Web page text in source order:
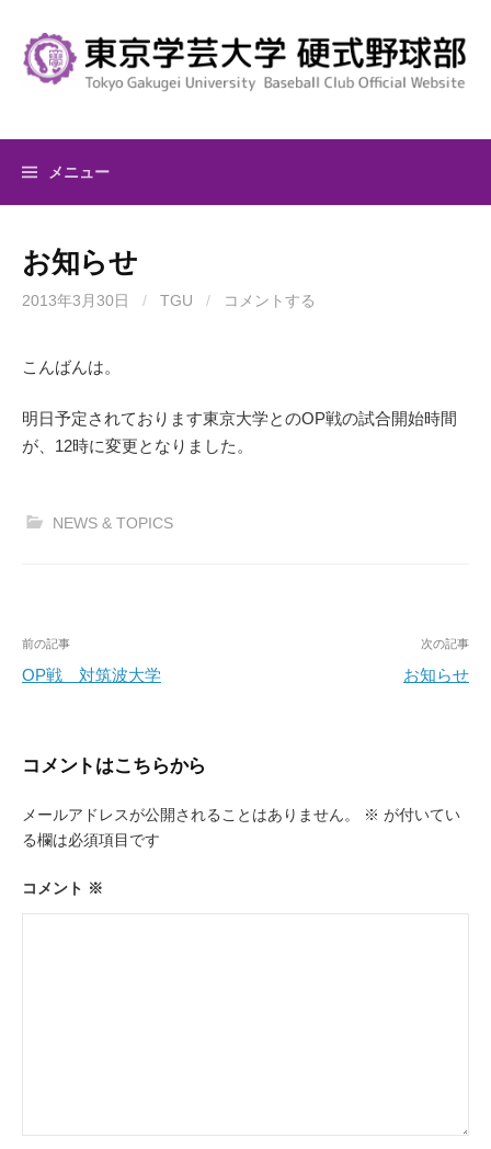
キ
メニュー
お知らせ
2013年3月30日 / TGU / コメントする
こんばんは。
明日予定されております東京大学とのOP戦の試合開始時間
が、12時に変更となりました。
NEWS & TOPICS
投
稿
ゲ
ー
シ
ョ
ン
前の記事
OP戦 対筑波大学
次の記事
お知らせ
コメントはこちらから
メールアドレスが公開されることはありません。 ※ が付いてい
る欄は必須項目です
コメント ※